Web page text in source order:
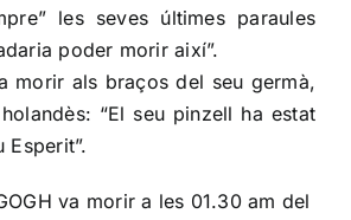
les seves últimes paraules
poder morir així”.
morir als braços del seu germà,
“El seu pinzell ha estat
Esperit”.
va morir a les 01.30 am del